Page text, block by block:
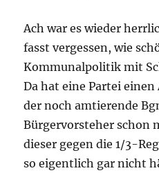
Ach war es wieder
fasst vergessen, wie
Kommunalpolitik mit
Da hat eine Partei
der noch amtierende
Bürgervorsteher schon
dieser gegen die 1/3-
so eigentlich gar nicht